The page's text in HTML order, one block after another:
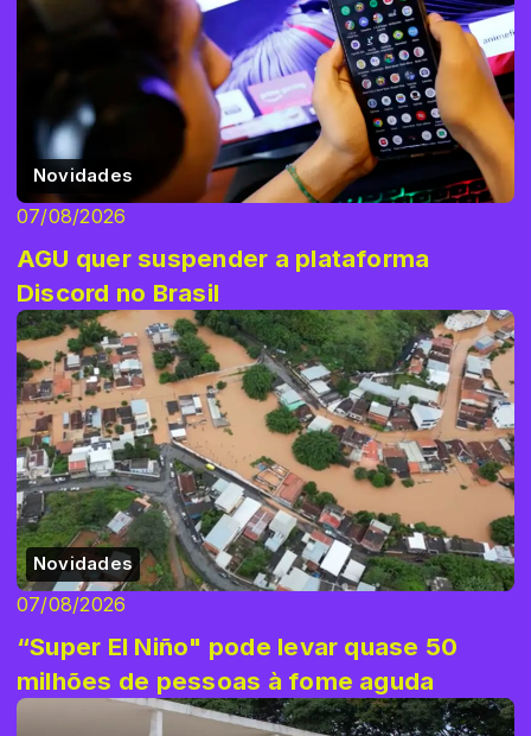
Novidades
07/08/2026
AGU quer suspender a plataforma
Discord no Brasil
Novidades
07/08/2026
“Super El Niño" pode levar quase 50
milhões de pessoas à fome aguda